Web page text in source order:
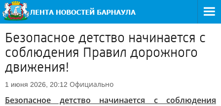
Безопасное детство начинается с
соблюдения Правил дорожного
движения!
1 июня 2026, 20:12 Официально
Безопасное детство начинается с соблюдения